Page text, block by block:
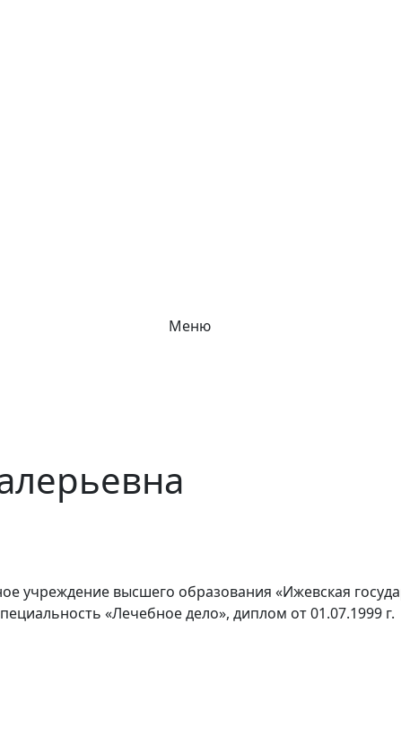
Меню
учреждение высшего образования «Ижевская
«Лечебное дело», диплом от 01.07.1999 г.